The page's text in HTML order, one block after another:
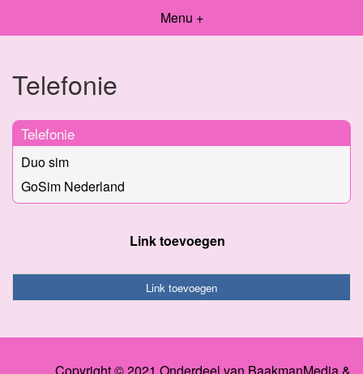
Menu +
Telefonie
Telefonie
Duo sim
GoSim Nederland
Link toevoegen
Link toevoegen